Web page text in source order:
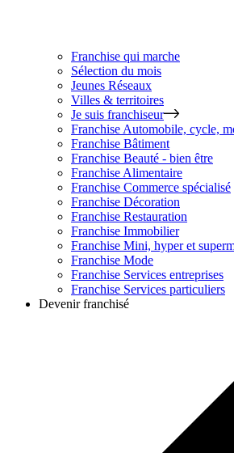
Franchise qui marche
Sélection du mois
Jeunes Réseaux
Villes & territoires
Je suis franchiseur
Franchise Automobile, cycle,
Franchise Bâtiment
Franchise Beauté - bien être
Franchise Alimentaire
Franchise Commerce spécialisé
Franchise Décoration
Franchise Restauration
Franchise Immobilier
Franchise Mini, hyper et
Franchise Mode
Franchise Services entreprises
Franchise Services particuliers
Devenir franchisé